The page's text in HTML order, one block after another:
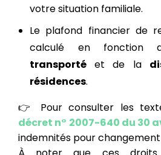
votre situation familiale.
Le plafond financier de
calculé en fonction
transporté et de la
résidences.
👉 Pour consulter les
décret n° 2007-640 du 30
indemnités pour